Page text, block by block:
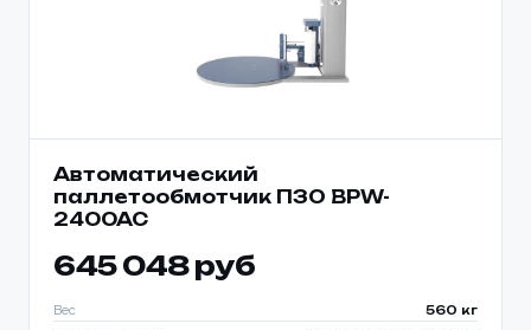
Автоматический
паллетообмотчик ПЗО BPW-
2400AC
645 048 руб
Вес 560 кг